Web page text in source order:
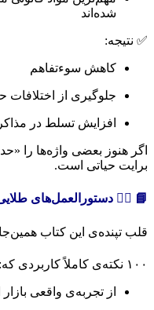
شده‌اند
✅ نتیجه:
کاهش سوءتفاهم
جلوگیری از اختلافات
افزایش تسلط در
اگر هنوز بعضی واژه‌ها را
برایت حیاتی است.
📘 ۲️⃣ دستورالعمل‌های طلایی کارکنان (۱۰۰ نکته کاربردی)
قلب تپنده‌ی این کتاب
۱۰۰ نکته‌ی کاملاً کاربردی که:
از تجربه‌ی واقعی